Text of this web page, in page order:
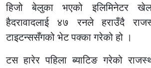
हिजो बेलुका भएको इलिमिनेटर
हैदरावादलाई ४७ रनले हराउँदै
टाइटन्ससँगको भेट पक्का गरेको हो ।
टस हारेर पहिला ब्याटिङ गरेको